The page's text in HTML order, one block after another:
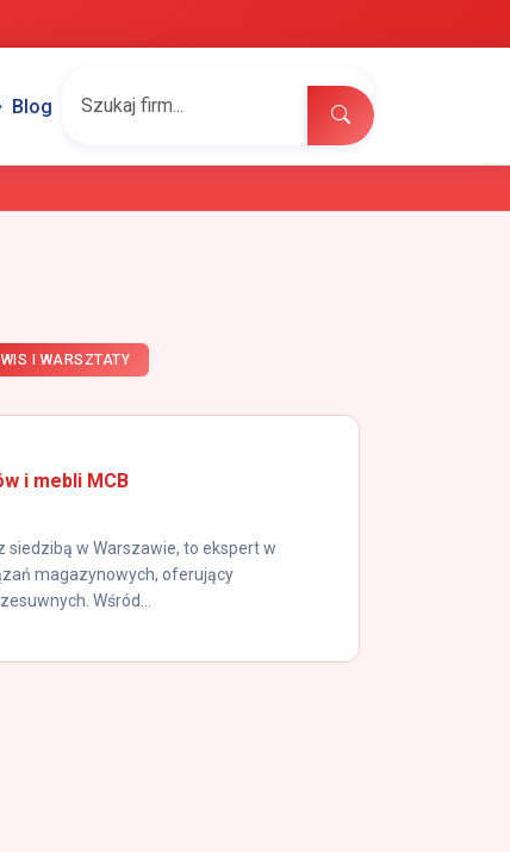
Blog
I WARSZTATY
i mebli MCB
siedzibą w Warszawie, to ekspert w
magazynowych, oferujący
Wśród...